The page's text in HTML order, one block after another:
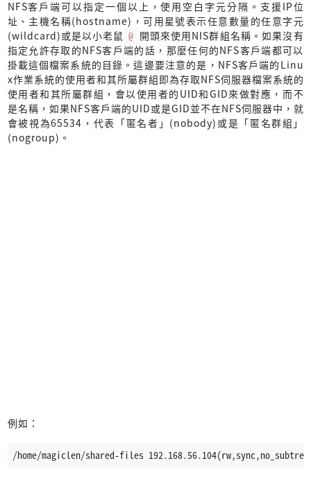
NFS客戶端可以指定一個以上，使用空白字元分隔。支援IP位
址、主機名稱(hostname)，可用星號表示任意數量的任意字元
(wildcard)或是以小老鼠 @ 開頭來使用NIS群組名稱。如果沒有
指定允許存取的NFS客戶端的話，那麼任何的NFS客戶端都可以
掛載這個檔案系統的目錄。這邊要注意的是，NFS客戶端的Linu
x作業系統的使用者和其所屬群組即為存取NFS伺服器檔案系統的
使用者和其所屬群組，會以使用者的UID和GID來做對應，而不
是名稱，如果NFS客戶端的UID或是GID並不在NFS伺服器中，就
會被視為65534，代表「匿名者」(nobody)或是「匿名群組」
(nogroup)。
例如：
/home/magiclen/shared-files